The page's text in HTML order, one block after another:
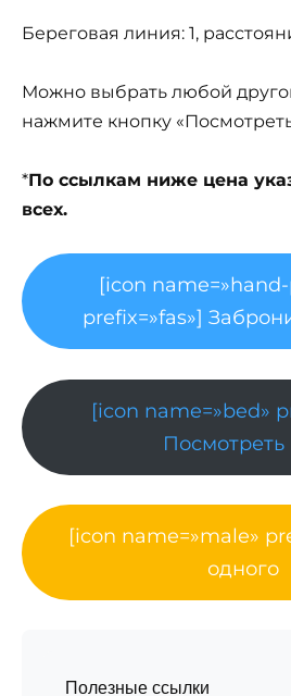
Береговая линия: 1,
Можно выбрать любой
нажмите кнопку
*По ссылкам ниже цена
всех.
[icon
prefix=»fas»]
[icon name=»bed»
Посмотреть
[icon name=»male»
одного
Полезные ссылки